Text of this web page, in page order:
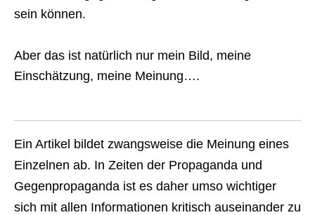
sein können.
Aber das ist natürlich nur mein Bild, meine
Einschätzung, meine Meinung….
Ein Artikel bildet zwangsweise die Meinung eines
Einzelnen ab. In Zeiten der Propaganda und
Gegenpropaganda ist es daher umso wichtiger
sich mit allen Informationen kritisch auseinander zu